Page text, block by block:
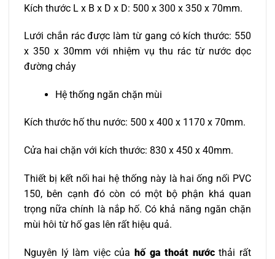
Kích thước L x B x D x D: 500 x 300 x 350 x 70mm.
Lưới chắn rác được làm từ gang có kích thước: 550
x 350 x 30mm với nhiệm vụ thu rác từ nước dọc
đường chảy
Hệ thống ngăn chặn mùi
Kích thước hố thu nước: 500 x 400 x 1170 x 70mm.
Cửa hai chặn với kích thước: 830 x 450 x 40mm.
Thiết bị kết nối hai hệ thống này là hai ống nối PVC
150, bên cạnh đó còn có một bộ phận khá quan
trọng nữa chính là nắp hố. Có khả năng ngăn chặn
mùi hôi từ hố gas lên rất hiệu quả.
Nguyên lý làm việc của hố ga thoát nướcthải rất